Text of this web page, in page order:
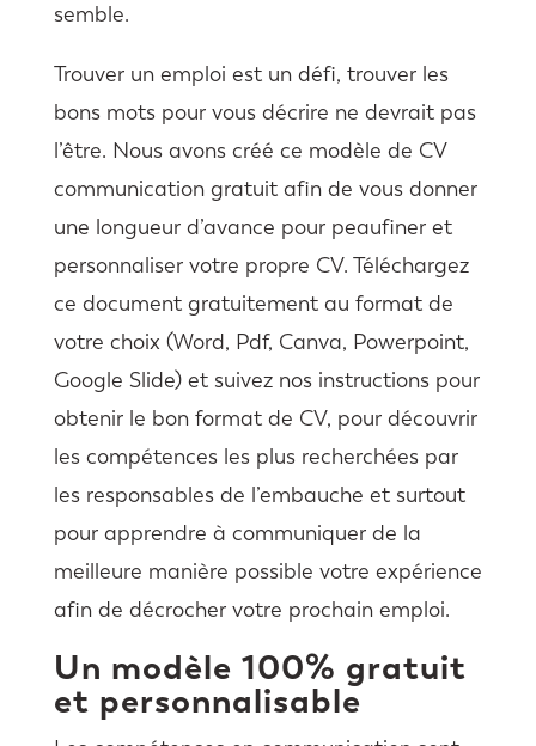
semble.
Trouver un emploi est un défi, trouver les
bons mots pour vous décrire ne devrait pas
l’être. Nous avons créé ce modèle de CV
communication gratuit afin de vous donner
une longueur d’avance pour peaufiner et
personnaliser votre propre CV. Téléchargez
ce document gratuitement au format de
votre choix (Word, Pdf, Canva, Powerpoint,
Google Slide) et suivez nos instructions pour
obtenir le bon format de CV, pour découvrir
les compétences les plus recherchées par
les responsables de l’embauche et surtout
pour apprendre à communiquer de la
meilleure manière possible votre expérience
afin de décrocher votre prochain emploi.
Un modèle 100% gratuit
et personnalisable